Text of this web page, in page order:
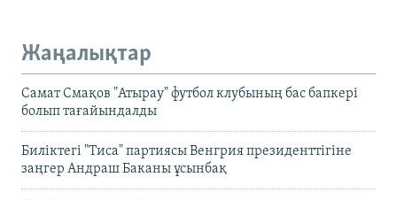
Жаңалықтар
Самат Смақов "Атырау" футбол клубының бас бапкері
болып тағайындалды
Биліктегі "Тиса" партиясы Венгрия президенттігіне
заңгер Андраш Баканы ұсынбақ